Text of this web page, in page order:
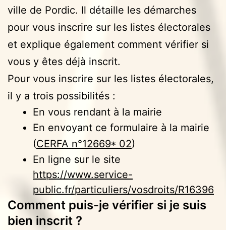
ville de Pordic. Il détaille les démarches
pour vous inscrire sur les listes électorales
et explique également comment vérifier si
vous y êtes déjà inscrit.
Pour vous inscrire sur les listes électorales,
il y a trois possibilités :
En vous rendant à la mairie
En envoyant ce formulaire à la mairie
(CERFA n°12669* 02)
En ligne sur le site
https://www.service-
public.fr/particuliers/vosdroits/R16396
Comment puis-je vérifier si je suis
bien inscrit ?